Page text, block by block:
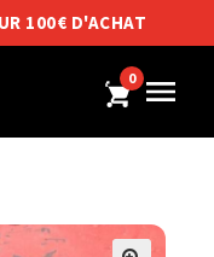
100€ D'ACHAT
0